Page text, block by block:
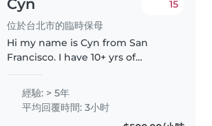
Cyn
位於台北市的臨時保母
15
Hi my name is Cyn from San
Francisco. I have 10+ yrs of
children from the ages of 6
months to 6 yrs old. I enjoy
spending time reading with and
經驗: > 5年
平均回覆時間: 3小时